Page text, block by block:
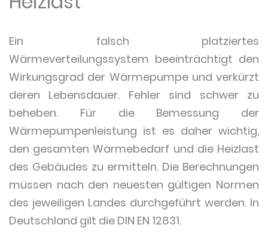
Ein falsch platziertes
Wärmeverteilungssystem beeinträchtigt den
Wirkungsgrad der Wärmepumpe und verkürzt
deren Lebensdauer. Fehler sind schwer zu
beheben. Für die Bemessung der
Wärmepumpenleistung ist es daher wichtig,
den gesamten Wärmebedarf und die Heizlast
des Gebäudes zu ermitteln. Die Berechnungen
müssen nach den neuesten gültigen Normen
des jeweiligen Landes durchgeführt werden. In
Deutschland gilt die DIN EN 12831.